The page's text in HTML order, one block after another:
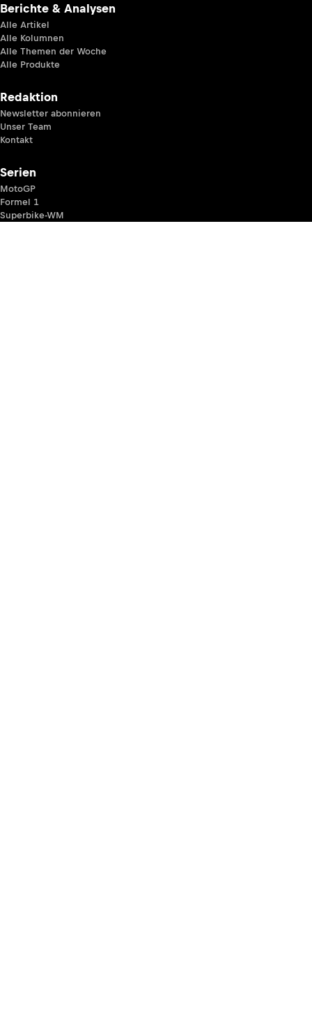
Berichte & Analysen
Alle Artikel
Alle Kolumnen
Alle Themen der Woche
Alle Produkte
Redaktion
Newsletter abonnieren
Unser Team
Kontakt
Serien
MotoGP
Formel 1
Superbike-WM